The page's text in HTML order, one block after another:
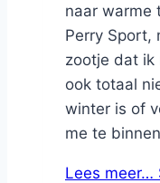
naar warme
Perry Sport,
zootje dat ik
ook totaal
winter is of
me te
Lees meer…